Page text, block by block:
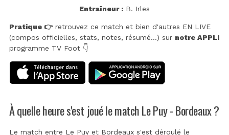
Entraîneur : B. Irles
Pratique 👉retrouvez ce match et bien d'autres EN LIVE
(compos officielles, stats, notes, résumé...) sur notre APPLI
programme TV Foot 👇
À quelle heure s'est joué le match Le Puy - Bordeaux ?
Le match entre Le Puy et Bordeaux s'est déroulé le